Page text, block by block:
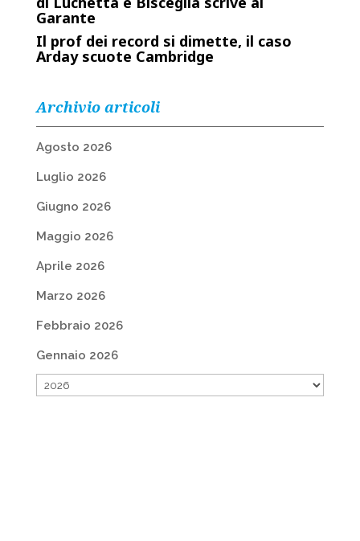
Garante
Il prof dei record si dimette, il caso
Arday scuote Cambridge
Archivio articoli
Agosto 2026
Luglio 2026
Giugno 2026
Maggio 2026
Aprile 2026
Marzo 2026
Febbraio 2026
Gennaio 2026